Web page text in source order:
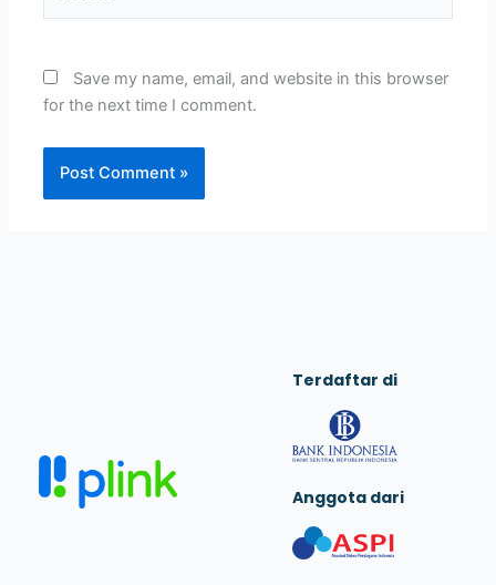
Save my name, email, and website in this browser
for the next time I comment.
Terdaftar di
Anggota dari